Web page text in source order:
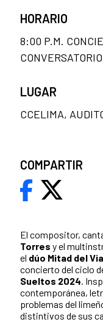
El compositor,
Torres y el
el dúo Mitad del
concierto del ciclo
Sueltos 2024 .
contemporánea,
problemas del
distintivos de sus
HORARIO
8:00 P.M.
CONVERSATORIO
LUGAR
CCELIMA,
COMPARTIR